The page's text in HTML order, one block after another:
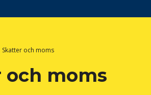
Skatter och moms
och moms